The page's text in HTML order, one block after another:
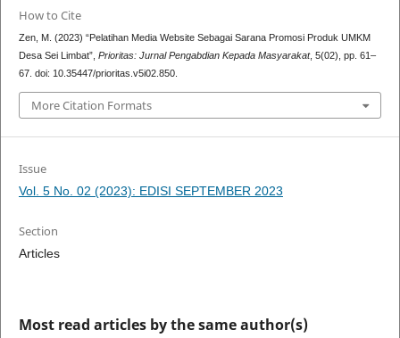
How to Cite
Zen, M. (2023) “Pelatihan Media Website Sebagai Sarana Promosi Produk UMKM
Desa Sei Limbat”, Prioritas: Jurnal Pengabdian Kepada Masyarakat, 5(02), pp. 61–
67. doi: 10.35447/prioritas.v5i02.850.
More Citation Formats
Issue
Vol. 5 No. 02 (2023): EDISI SEPTEMBER 2023
Section
Articles
Most read articles by the same author(s)